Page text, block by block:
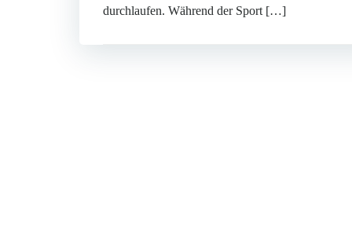
durchlaufen. Während der Sport […]